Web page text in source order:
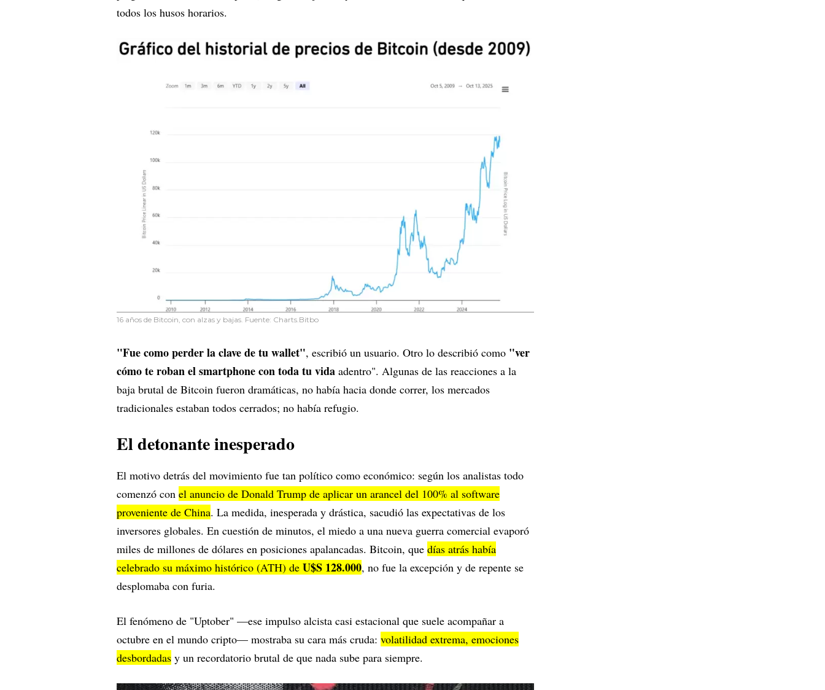
todos los husos horarios.
16 años de Bitcoin, con alzas y bajas. Fuente: Charts.Bitbo
"Fue como perder la clave de tu wallet", escribió un usuario. Otro lo describió como "ver
cómo te roban el smartphone con toda tu vida adentro". Algunas de las reacciones a la
baja brutal de Bitcoin fueron dramáticas, no había hacia donde correr, los mercados
tradicionales estaban todos cerrados; no había refugio.
El detonante inesperado
El motivo detrás del movimiento fue tan político como económico: según los analistas todo
comenzó con el anuncio de Donald Trump de aplicar un arancel del 100% al software
proveniente de China. La medida, inesperada y drástica, sacudió las expectativas de los
inversores globales. En cuestión de minutos, el miedo a una nueva guerra comercial evaporó
miles de millones de dólares en posiciones apalancadas. Bitcoin, que días atrás había
celebrado su máximo histórico (ATH) de U$S 128.000, no fue la excepción y de repente se
desplomaba con furia.
El fenómeno de "Uptober" —ese impulso alcista casi estacional que suele acompañar a
octubre en el mundo cripto— mostraba su cara más cruda: volatilidad extrema, emociones
desbordadas y un recordatorio brutal de que nada sube para siempre.